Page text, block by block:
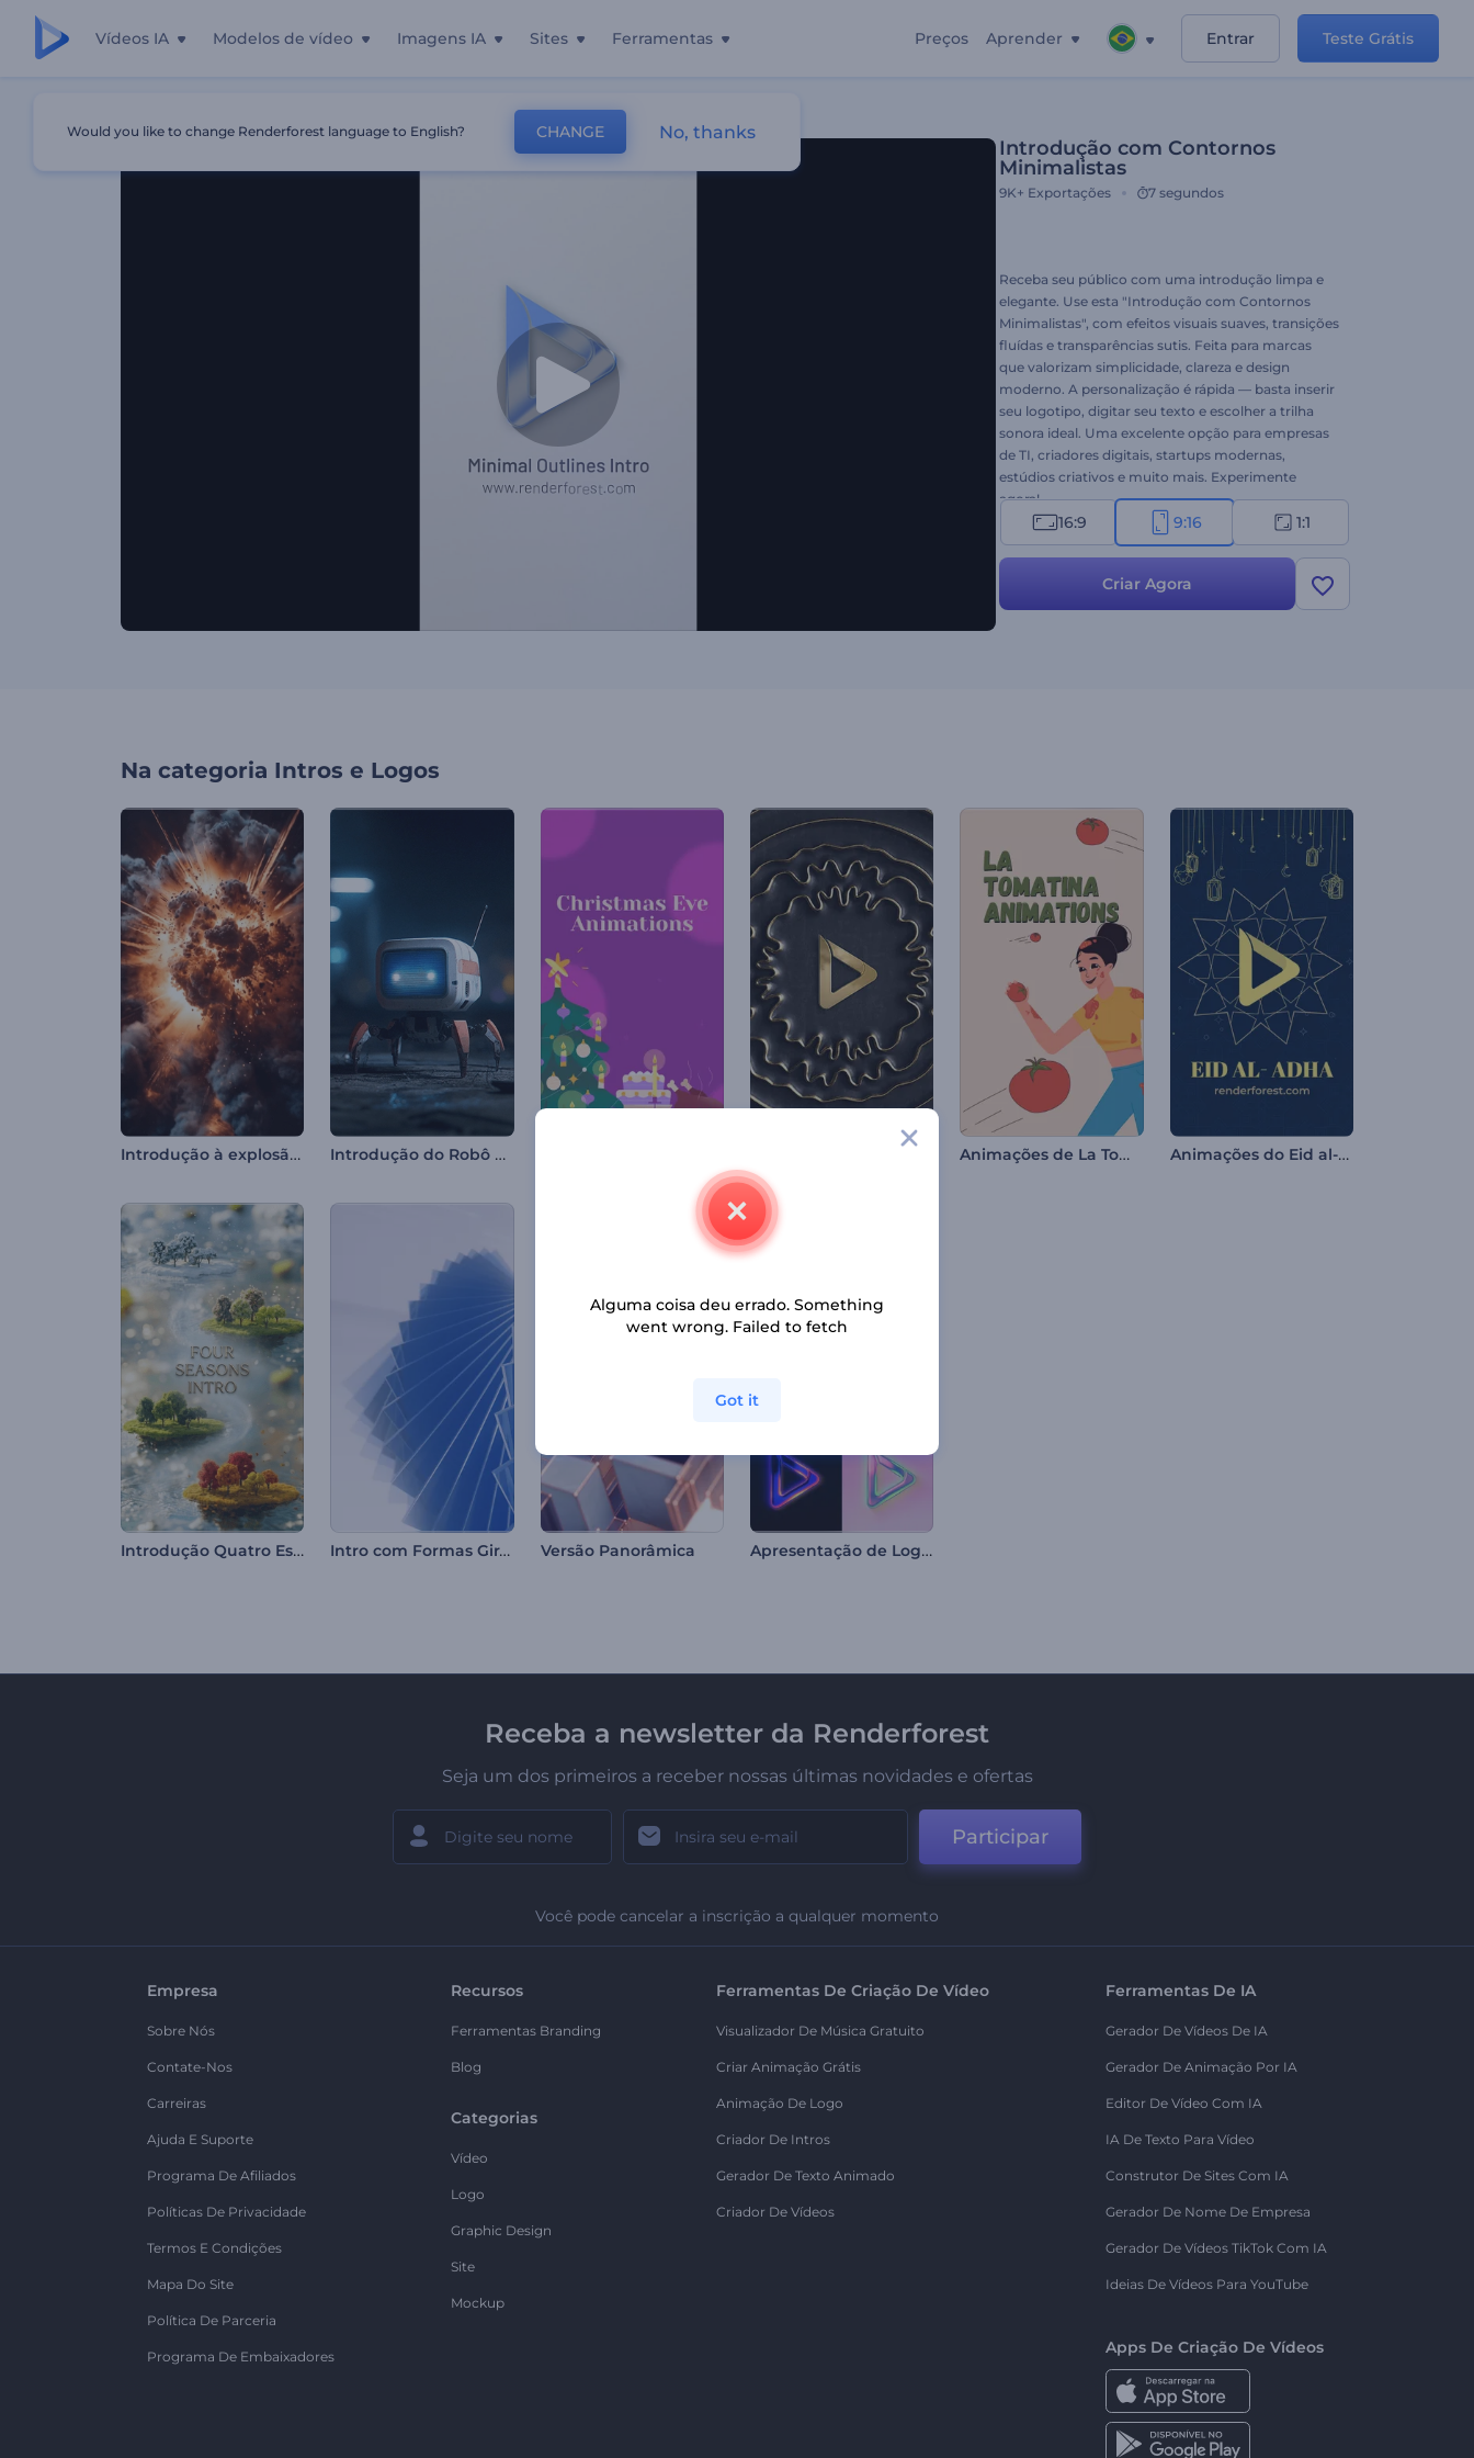
Vídeos IA Modelos de vídeo Imagens IA Sites Ferramentas Preços Aprender Entrar Teste Grátis
Introdução com Contornos
Minimalistas
9K+ Exportações 7 segundos
Receba seu público com uma introdução limpa e
elegante. Use esta "Introdução com Contornos
Minimalistas", com efeitos visuais suaves, transições
fluídas e transparências sutis. Feita para marcas
que valorizam simplicidade, clareza e design
moderno. A personalização é rápida — basta inserir
seu logotipo, digitar seu texto e escolher a trilha
sonora ideal. Uma excelente opção para empresas
de TI, criadores digitais, startups modernas,
estúdios criativos e muito mais. Experimente
agora!
16:9 9:16 1:1
Criar Agora
Na categoria Intros e Logos
Introdução à explosão nuclear Introdução do Robô Aranha Animações de La Tomatina Animações do Eid al-Adha
Introdução Quatro Estações Intro com Formas Giratórias Versão Panorâmica Apresentação de Logo Cromado
Receba a newsletter da Renderforest
Seja um dos primeiros a receber nossas últimas novidades e ofertas
Participar
Você pode cancelar a inscrição a qualquer momento
Empresa
Sobre Nós
Contate-Nos
Carreiras
Ajuda E Suporte
Programa De Afiliados
Políticas De Privacidade
Termos E Condições
Mapa Do Site
Política De Parceria
Programa De Embaixadores
Recursos
Ferramentas Branding
Blog
Categorias
Vídeo
Logo
Graphic Design
Site
Mockup
Ferramentas De Criação De Vídeo
Visualizador De Música Gratuito
Criar Animação Grátis
Animação De Logo
Criador De Intros
Gerador De Texto Animado
Criador De Vídeos
Ferramentas De IA
Gerador De Vídeos De IA
Gerador De Animação Por IA
Editor De Vídeo Com IA
IA De Texto Para Vídeo
Construtor De Sites Com IA
Gerador De Nome De Empresa
Gerador De Vídeos TikTok Com IA
Ideias De Vídeos Para YouTube
Apps De Criação De Vídeos
Would you like to change Renderforest language to English? CHANGE No, thanks
Alguma coisa deu errado. Something
went wrong. Failed to fetch
Got it